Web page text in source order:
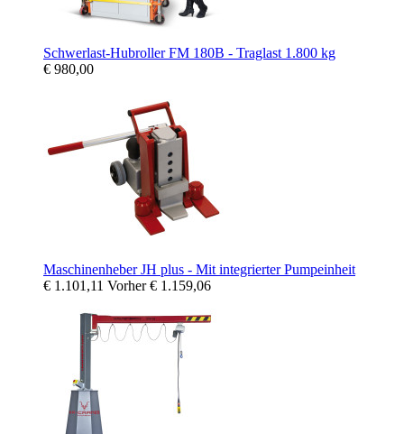
Schwerlast-Hubroller FM 180B - Traglast 1.800 kg
€ 980,00
Maschinenheber JH plus - Mit integrierter Pumpeinheit
€ 1.101,11 Vorher€ 1.159,06